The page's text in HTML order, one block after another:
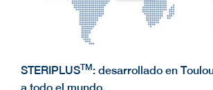
STERIPLUSTM: desarrollado en